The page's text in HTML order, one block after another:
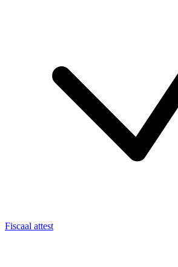
Fiscaal attest